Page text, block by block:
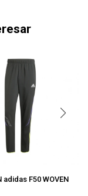
adidas F50 WOVEN